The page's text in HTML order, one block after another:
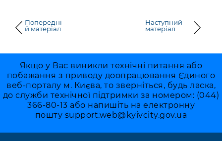
Попередні
й матеріал
Наступний
матеріал
Якщо у Вас виникли технічні питання або
побажання з приводу доопрацювання Єдиного
веб-порталу м. Києва, то зверніться, будь ласка,
до служби технічної підтримки за номером: (044)
366-80-13 або напишіть на електронну
пошту support.web@kyivcity.gov.ua